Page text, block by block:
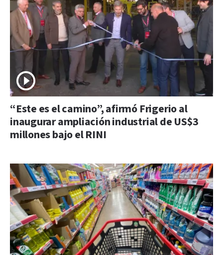
“Este es el camino”, afirmó Frigerio al
inaugurar ampliación industrial de US$3
millones bajo el RINI